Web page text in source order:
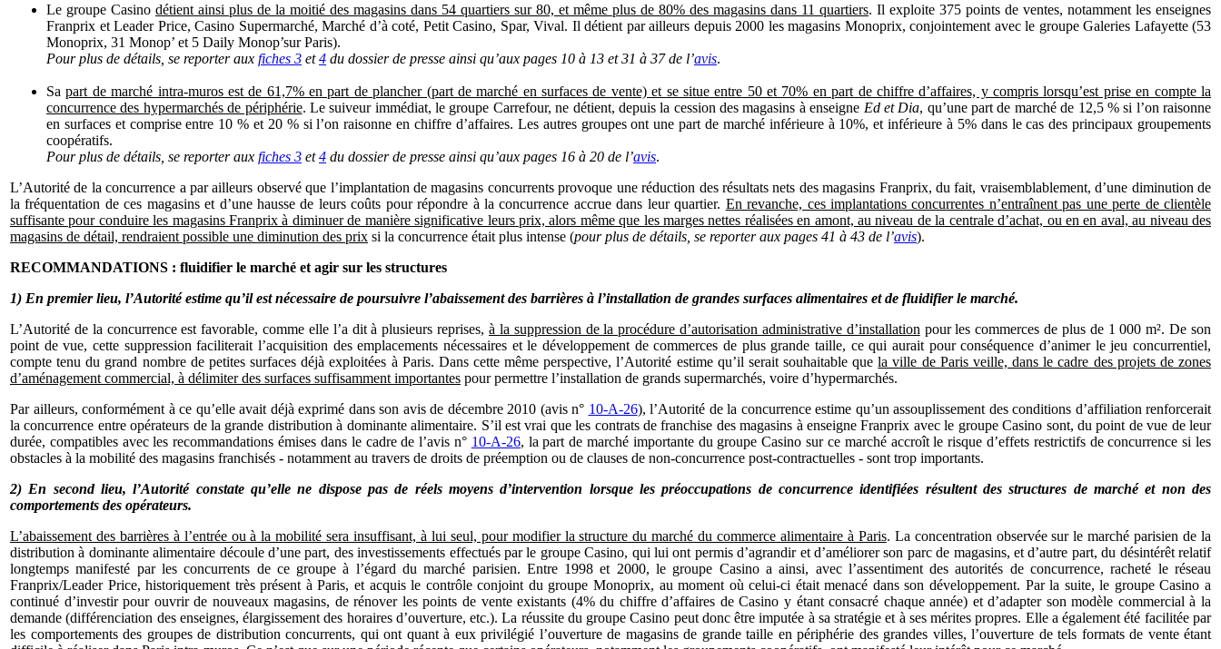
Le groupe Casino détient ainsi plus de la moitié des magasins dans 54 quartiers sur 80, et même plus de 80% des magasins dans 11 quartiers. Il exploite 375 points de ventes, notamment les enseignes
Franprix et Leader Price, Casino Supermarché, Marché d’à coté, Petit Casino, Spar, Vival. Il détient par ailleurs depuis 2000 les magasins Monoprix, conjointement avec le groupe Galeries Lafayette (53
Monoprix, 31 Monop’ et 5 Daily Monop’sur Paris).
Pour plus de détails, se reporter aux fiches 3 et4 du dossier de presse ainsi qu’aux pages 10 à 13 et 31 à 37 de l’avis.
Sapart de marché intra-muros est de 61,7% en part de plancher (part de marché en surfaces de vente) et se situe entre 50 et 70% en part de chiffre d’affaires, y compris lorsqu’est prise en compte la
concurrence des hypermarchés de périphérie. Le suiveur immédiat, le groupe Carrefour, ne détient, depuis la cession des magasins à enseigne Ed et Dia, qu’une part de marché de 12,5 % si l’on raisonne
en surfaces et comprise entre 10 % et 20 % si l’on raisonne en chiffre d’affaires. Les autres groupes ont une part de marché inférieure à 10%, et inférieure à 5% dans le cas des principaux groupements
coopératifs.
Pour plus de détails, se reporter aux fiches 3 et4 du dossier de presse ainsi qu’aux pages 16 à 20 de l’avis.
L’Autorité de la concurrence a par ailleurs observé que l’implantation de magasins concurrents provoque une réduction des résultats nets des magasins Franprix, du fait, vraisemblablement, d’une diminution de
la fréquentation de ces magasins et d’une hausse de leurs coûts pour répondre à la concurrence accrue dans leur quartier. En revanche, ces implantations concurrentes n’entraînent pas une perte de clientèle
suffisante pour conduire les magasins Franprix à diminuer de manière significative leurs prix, alors même que les marges nettes réalisées en amont, au niveau de la centrale d’achat, ou en en aval, au niveau des
magasins de détail, rendraient possible une diminution des prix si la concurrence était plus intense (pour plus de détails, se reporter aux pages 41 à 43 de l’avis).
RECOMMANDATIONS : fluidifier le marché et agir sur les structures
1) En premier lieu, l’Autorité estime qu’il est nécessaire de poursuivre l’abaissement des barrières à l’installation de grandes surfaces alimentaires et de fluidifier le marché.
L’Autorité de la concurrence est favorable, comme elle l’a dit à plusieurs reprises, à la suppression de la procédure d’autorisation administrative d’installation pour les commerces de plus de 1 000 m². De son
point de vue, cette suppression faciliterait l’acquisition des emplacements nécessaires et le développement de commerces de plus grande taille, ce qui aurait pour conséquence d’animer le jeu concurrentiel,
compte tenu du grand nombre de petites surfaces déjà exploitées à Paris. Dans cette même perspective, l’Autorité estime qu’il serait souhaitable quela ville de Paris veille, dans le cadre des projets de zones
d’aménagement commercial, à délimiter des surfaces suffisamment importantes pour permettre l’installation de grands supermarchés, voire d’hypermarchés.
Par ailleurs, conformément à ce qu’elle avait déjà exprimé dans son avis de décembre 2010 (avis n° 10-A-26), l’Autorité de la concurrence estime qu’un assouplissement des conditions d’affiliation renforcerait
la concurrence entre opérateurs de la grande distribution à dominante alimentaire. S’il est vrai que les contrats de franchise des magasins à enseigne Franprix avec le groupe Casino sont, du point de vue de leur
durée, compatibles avec les recommandations émises dans le cadre de l’avis n° 10-A-26, la part de marché importante du groupe Casino sur ce marché accroît le risque d’effets restrictifs de concurrence si les
obstacles à la mobilité des magasins franchisés - notamment au travers de droits de préemption ou de clauses de non-concurrence post-contractuelles - sont trop importants.
2) En second lieu, l’Autorité constate qu’elle ne dispose pas de réels moyens d’intervention lorsque les préoccupations de concurrence identifiées résultent des structures de marché et non des
comportements des opérateurs.
L’abaissement des barrières à l’entrée ou à la mobilité sera insuffisant, à lui seul, pour modifier la structure du marché du commerce alimentaire à Paris. La concentration observée sur le marché parisien de la
distribution à dominante alimentaire découle d’une part, des investissements effectués par le groupe Casino, qui lui ont permis d’agrandir et d’améliorer son parc de magasins, et d’autre part, du désintérêt relatif
longtemps manifesté par les concurrents de ce groupe à l’égard du marché parisien. Entre 1998 et 2000, le groupe Casino a ainsi, avec l’assentiment des autorités de concurrence, racheté le réseau
Franprix/Leader Price, historiquement très présent à Paris, et acquis le contrôle conjoint du groupe Monoprix, au moment où celui-ci était menacé dans son développement. Par la suite, le groupe Casino a
continué d’investir pour ouvrir de nouveaux magasins, de rénover les points de vente existants (4% du chiffre d’affaires de Casino y étant consacré chaque année) et d’adapter son modèle commercial à la
demande (différenciation des enseignes, élargissement des horaires d’ouverture, etc.). La réussite du groupe Casino peut donc être imputée à sa stratégie et à ses mérites propres. Elle a également été facilitée par
les comportements des groupes de distribution concurrents, qui ont quant à eux privilégié l’ouverture de magasins de grande taille en périphérie des grandes villes, l’ouverture de tels formats de vente étant